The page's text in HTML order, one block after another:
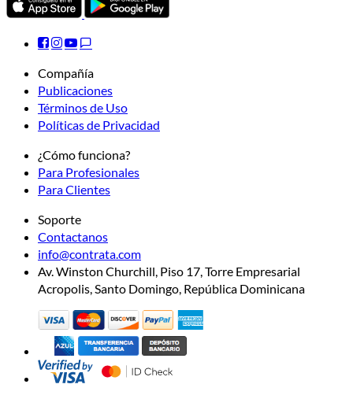
Compañía
Publicaciones
Términos de Uso
Políticas de Privacidad
¿Cómo funciona?
Para Profesionales
Para Clientes
Soporte
Contactanos
info@contrata.com
Av. Winston Churchill, Piso 17, Torre Empresarial
Acropolis, Santo Domingo, República Dominicana